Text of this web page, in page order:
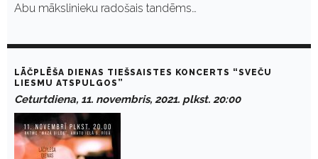
Abu mākslinieku radošais tandēms…
LĀČPLĒŠA DIENAS TIEŠSAISTES KONCERTS “SVEČU
LIESMU ATSPULGOS”
Ceturtdiena, 11. novembris, 2021. plkst. 20:00